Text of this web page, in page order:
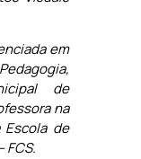
em
de
na
de
FCS.